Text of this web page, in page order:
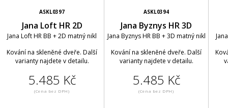
ASKL0397
Jana Loft HR 2D
Jana Loft HR BB + 2D matný nikl
Kování na skleněné dveře. Další
varianty najdete v detailu.
5.485 Kč
(Cena bez DPH)
ASKL0394
Jana Byznys HR 3D
Jana Byznys HR BB + 3D matný nikl
Kování na skleněné dveře. Další
varianty najdete v detailu.
5.485 Kč
(Cena bez DPH)